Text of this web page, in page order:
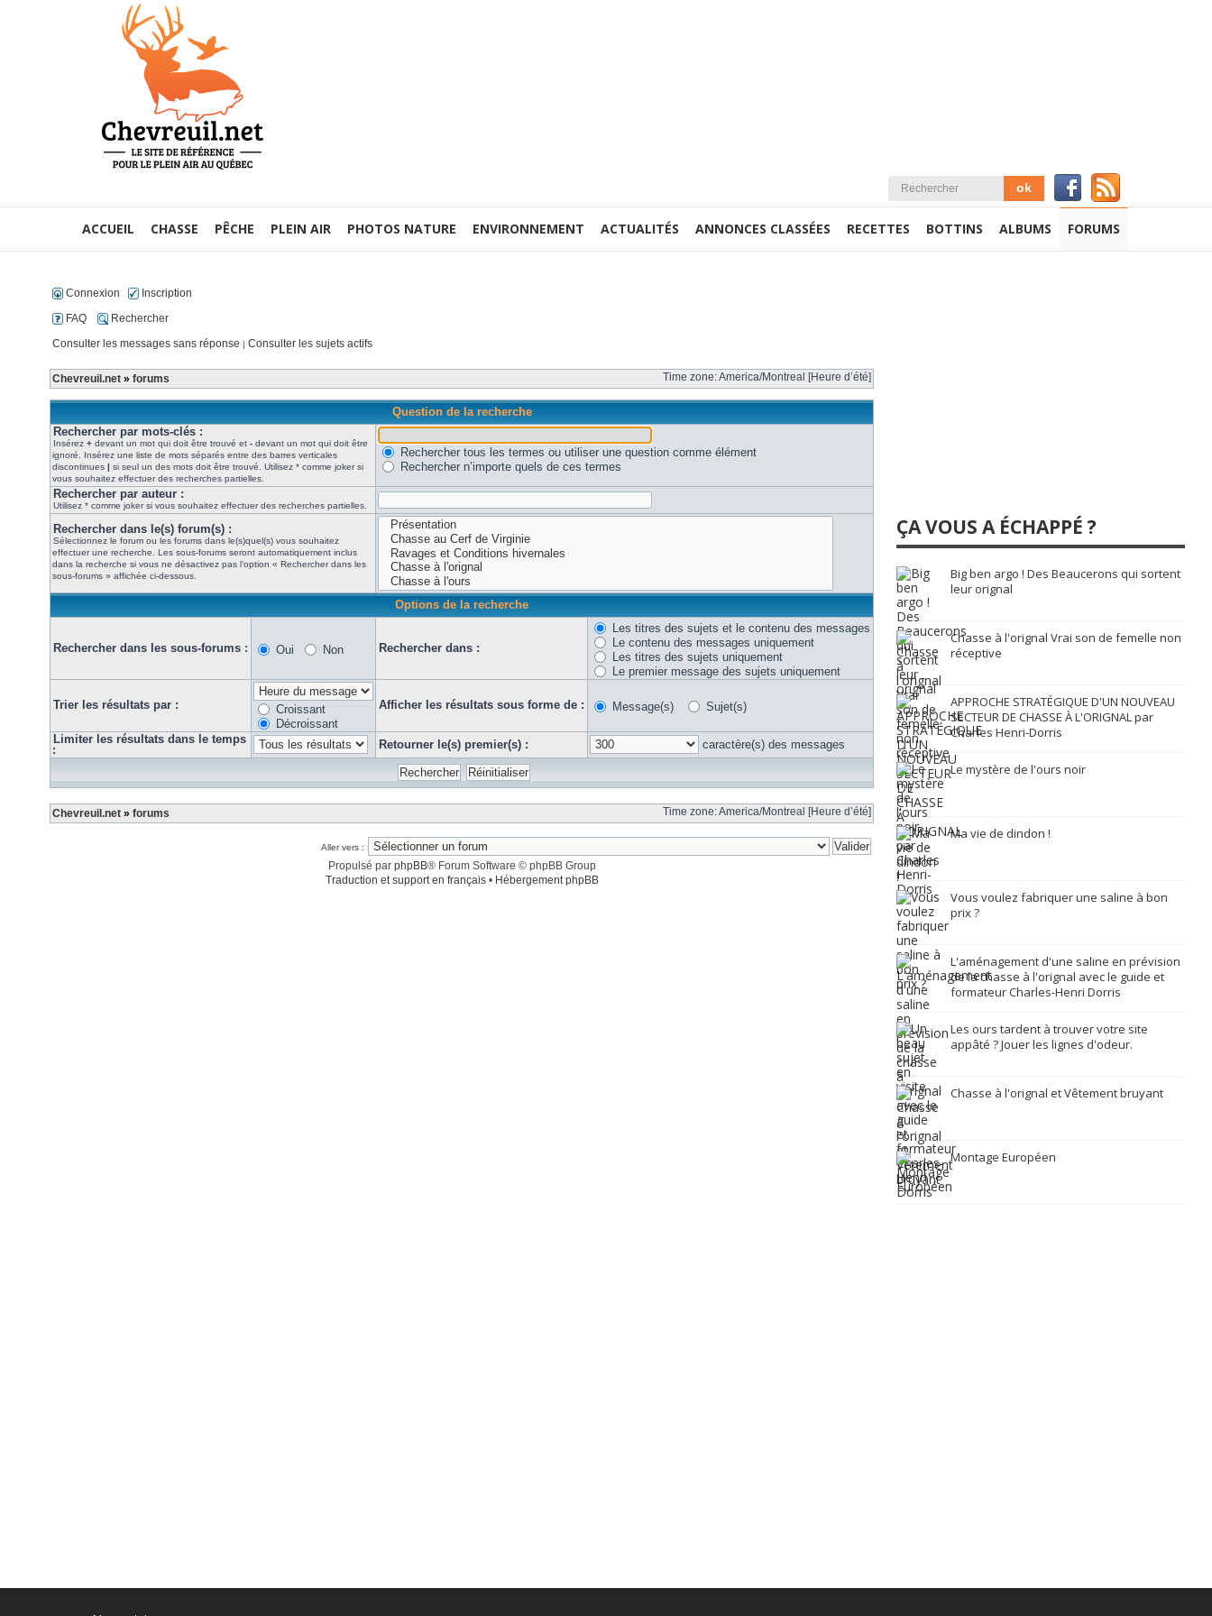
ACCUEIL CHASSE PÊCHE PLEIN AIR PHOTOS NATURE ENVIRONNEMENT ACTUALITÉS ANNONCES CLASSÉES RECETTES BOTTINS ALBUMS FORUMS
Connexion
Inscription
FAQ
Rechercher
Consulter les messages sans réponse | Consulter les sujets actifs
Chevreuil.net » forums Time zone: America/Montreal [Heure d’été]
Question de la recherche
Rechercher par mots-clés :
Insérez + devant un mot qui doit être trouvé et - devant un mot qui doit être
ignoré. Insérez une liste de mots séparés entre des barres verticales
discontinues | si seul un des mots doit être trouvé. Utilisez * comme joker si
vous souhaitez effectuer des recherches partielles.
Rechercher tous les termes ou utiliser une question comme élément
Rechercher n’importe quels de ces termes
Rechercher par auteur :
Utilisez * comme joker si vous souhaitez effectuer des recherches partielles.
Rechercher dans le(s) forum(s) :
Sélectionnez le forum ou les forums dans le(s)quel(s) vous souhaitez
effectuer une recherche. Les sous-forums seront automatiquement inclus
dans la recherche si vous ne désactivez pas l’option « Rechercher dans les
sous-forums » affichée ci-dessous.
Options de la recherche
Rechercher dans les sous-forums : Oui Non Rechercher dans :
Les titres des sujets et le contenu des messages
Le contenu des messages uniquement
Les titres des sujets uniquement
Le premier message des sujets uniquement
Trier les résultats par :
Croissant
Décroissant
Afficher les résultats sous forme de : Message(s) Sujet(s)
Limiter les résultats dans le temps
:
Retourner le(s) premier(s) : caractère(s) des messages
Chevreuil.net » forums Time zone: America/Montreal [Heure d’été]
Aller vers :
Propulsé par phpBB® Forum Software © phpBB Group
Traduction et support en français• Hébergement phpBB
ÇA VOUS A ÉCHAPPÉ ?
Big ben argo ! Des Beaucerons qui sortent
leur orignal
Chasse à l'orignal Vrai son de femelle non
réceptive
APPROCHE STRATÉGIQUE D'UN NOUVEAU
SECTEUR DE CHASSE À L'ORIGNAL par
Charles Henri-Dorris
Le mystère de l'ours noir
Ma vie de dindon !
Vous voulez fabriquer une saline à bon
prix ?
L'aménagement d'une saline en prévision
de la chasse à l'orignal avec le guide et
formateur Charles-Henri Dorris
Les ours tardent à trouver votre site
appâté ? Jouer les lignes d'odeur.
Chasse à l'orignal et Vêtement bruyant
Montage Européen